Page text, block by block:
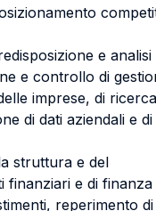
e analisi
e controllo di
imprese, di
di dati aziendali e di
struttura e del
finanziari e di finanza
reperimento di